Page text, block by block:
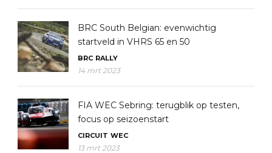
BRC South Belgian: evenwichtig
startveld in VHRS 65 en 50
BRC RALLY
14 mrt 2023
FIA WEC Sebring: terugblik op testen,
focus op seizoenstart
CIRCUIT WEC
13 mrt 2023